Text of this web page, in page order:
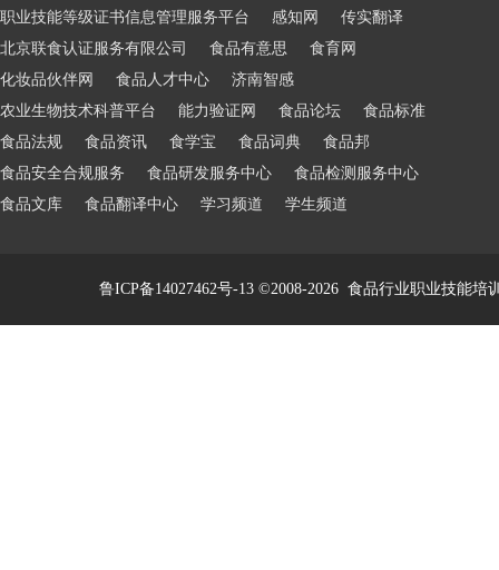
职业技能等级证书信息管理服务平台
感知网
传实翻译
北京联食认证服务有限公司
食品有意思
食育网
化妆品伙伴网
食品人才中心
济南智感
农业生物技术科普平台
能力验证网 食品论坛
食品标准
食品法规
食品资讯 食学宝 食品词典
食品邦
食品安全合规服务
食品研发服务中心
食品检测服务中心
食品文库
食品翻译中心 学习频道 学生频道
鲁ICP备14027462号-13©2008-2026 食品行业职业技能培